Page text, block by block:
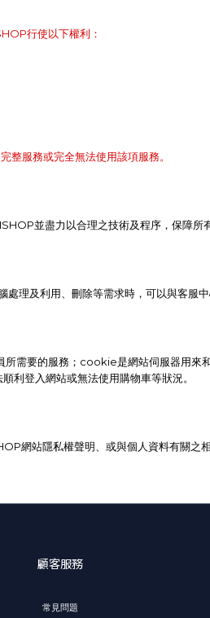
行使以下權利：
整服務或完全無法使用該項服務。
並盡力以合理之技術及程序，保障所
理及利用、刪除等需求時，可以與客服
需要的服務；cookie是網站伺服器用來
利登入網站或無法使用購物車等狀況。
網站隱私權聲明、或與個人資料有關之
顧客服務
常見問題